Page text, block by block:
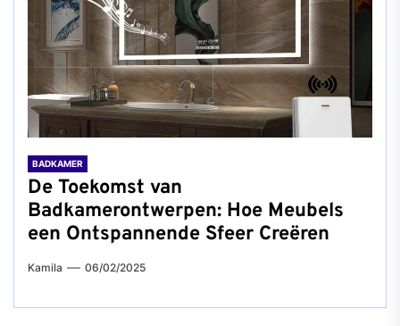
BADKAMER
De Toekomst van
Badkamerontwerpen: Hoe Meubels
een Ontspannende Sfeer Creëren
Kamila 06/02/2025